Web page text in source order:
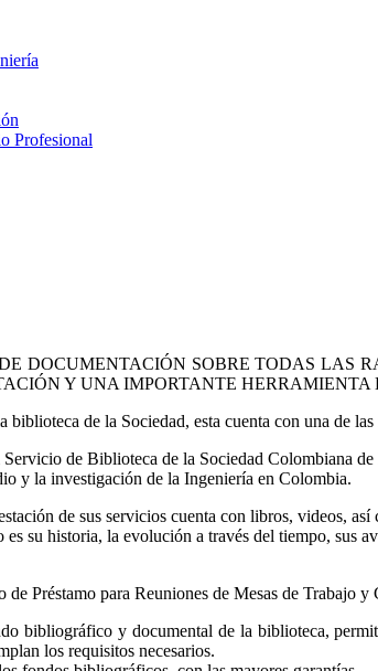
Profesional
DOCUMENTACIÓN SOBRE TODAS LAS
Y UNA IMPORTANTE
de la Sociedad, esta cuenta con una de
de Biblioteca de la Sociedad Colombiana
y la investigación de la Ingeniería en Colombia.
de sus servicios cuenta con libros, videos,
su historia, la evolución a través del tiempo, sus
de Préstamo para Reuniones de Mesas de Trabajo
bibliográfico y documental de la biblioteca,
los requisitos necesarios.